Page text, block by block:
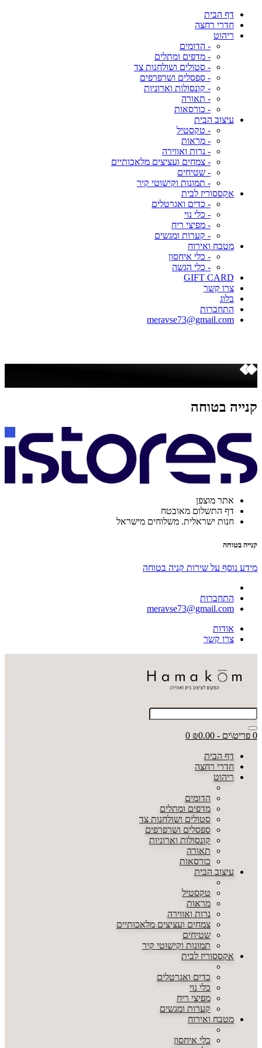
דף הבית
חדרי רחצה
ריהוט
- הדומים
- מדפים ומתלים
- סטולים ושולחנות צד
- ספסלים ושרפרפים
- קונסולות וארוניות
- תאורה
- כורסאות
עיצוב הבית
- טקסטיל
- מראות
- נרות ואווירה
- צמחים ועציצים מלאכותיים
- שטיחים
- תמונות וקישוטי קיר
אקססוריז לבית
- כדים ואגרטלים
- כלי נוי
- מפיצי ריח
- קערות ומגשים
מטבח ואירוח
- כלי איחסון
- כלי הגשה
GIFT CARD
צרו קשר
בלוג
התחברות
meravse73@gmail.com
קנייה בטוחה
אתר מוצפן
דף התשלום מאובטח
חנות ישראלית. משלוחים מישראל
קנייה בטוחה
מידע נוסף על שירות קניה בטוחה
התחברות
meravse73@gmail.com
אודות
צרו קשר
0 פריט\ים - ₪0.00 0
דף הבית
חדרי רחצה
ריהוט
הדומים
מדפים ומתלים
סטולים ושולחנות צד
ספסלים ושרפרפים
קונסולות וארוניות
תאורה
כורסאות
עיצוב הבית
טקסטיל
מראות
נרות ואווירה
צמחים ועציצים מלאכותיים
שטיחים
תמונות וקישוטי קיר
אקססוריז לבית
כדים ואגרטלים
כלי נוי
מפיצי ריח
קערות ומגשים
מטבח ואירוח
כלי איחסון